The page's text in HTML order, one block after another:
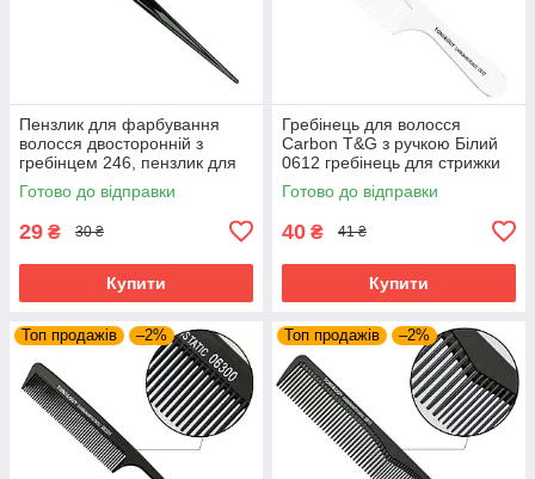
Пензлик для фарбування
волосся двосторонній з
гребінцем 246, пензлик для
фарбування волосся з
гребінцем двосторонній
Готово до відправки
29 ₴ 30 ₴
Купити
Гребінець для волосся
Carbon T&G з ручкою Білий
0612 гребінець для стрижки
гребінець для перукаря
планочка
Готово до відправки
40 ₴ 41 ₴
Купити
Топ продажів –2% Топ продажів –2%